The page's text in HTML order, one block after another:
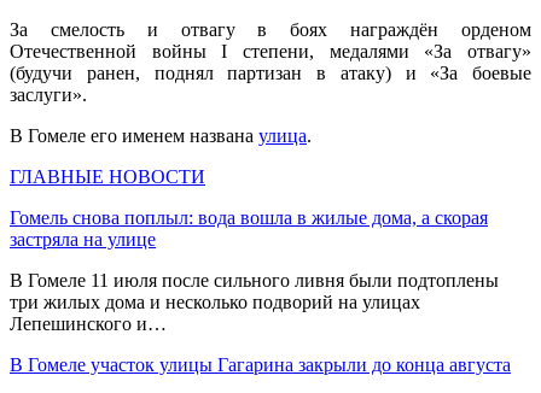
За смелость и отвагу в боях награждён орденом
Отечественной войны I степени, медалями «За отвагу»
(будучи ранен, поднял партизан в атаку) и «За боевые
заслуги».
В Гомеле его именем названа улица.
ГЛАВНЫЕ НОВОСТИ
Гомель снова поплыл: вода вошла в жилые дома, а скорая
застряла на улице
В Гомеле 11 июля после сильного ливня были подтоплены
три жилых дома и несколько подворий на улицах
Лепешинского и…
В Гомеле участок улицы Гагарина закрыли до конца августа